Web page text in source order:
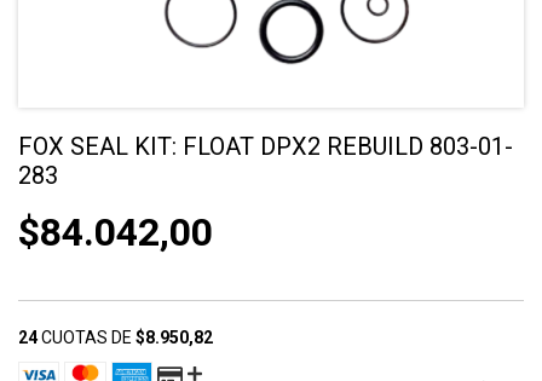
FOX SEAL KIT: FLOAT DPX2 REBUILD 803-01-
283
$84.042,00
24CUOTAS DE $8.950,82